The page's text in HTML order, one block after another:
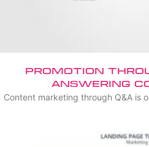
Promotion
Answering
Content marketing through Q&A is